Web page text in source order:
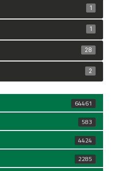
1
1
28
2
64461
583
4424
2285